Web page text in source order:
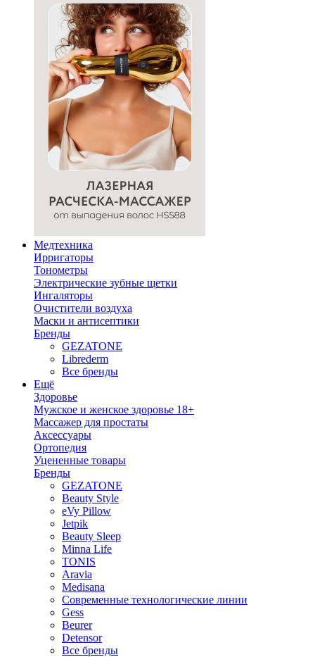
Медтехника
Ирригаторы
Тонометры
Электрические зубные щетки
Ингаляторы
Очистители воздуха
Маски и антисептики
Бренды
GEZATONE
Librederm
Все бренды
Ещё
Здоровье
Мужское и женское здоровье 18+
Массажер для простаты
Аксессуары
Ортопедия
Уцененные товары
Бренды
GEZATONE
Beauty Style
eVy Pillow
Jetpik
Beauty Sleep
Minna Life
TONIS
Aravia
Medisana
Современные технологические линии
Gess
Beurer
Detensor
Все бренды